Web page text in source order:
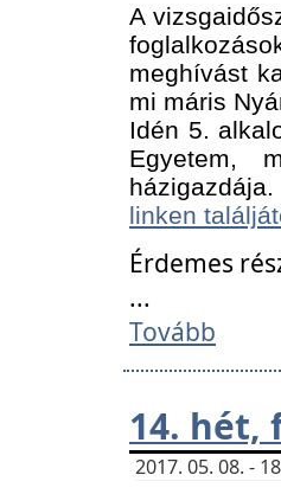
A
meghívást
mi máris
Idén 5.
Egyetem,
linken
Érdemes
...
Tovább
14. hét,
2017. 05. 08. -